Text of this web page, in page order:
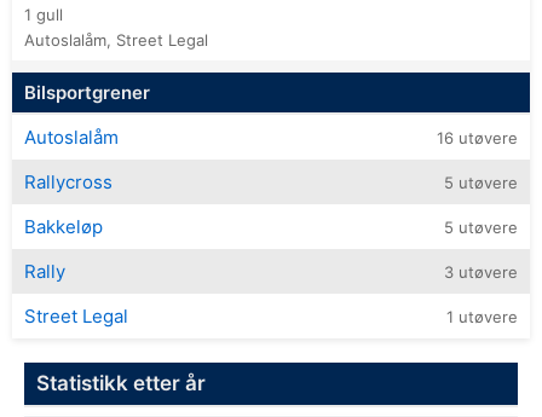
1 gull
Autoslalåm, Street Legal
Bilsportgrener
Autoslalåm
16 utøvere
Rallycross 5 utøvere
Bakkeløp 5 utøvere
Rally 3 utøvere
Street Legal 1 utøvere
Statistikk etter år